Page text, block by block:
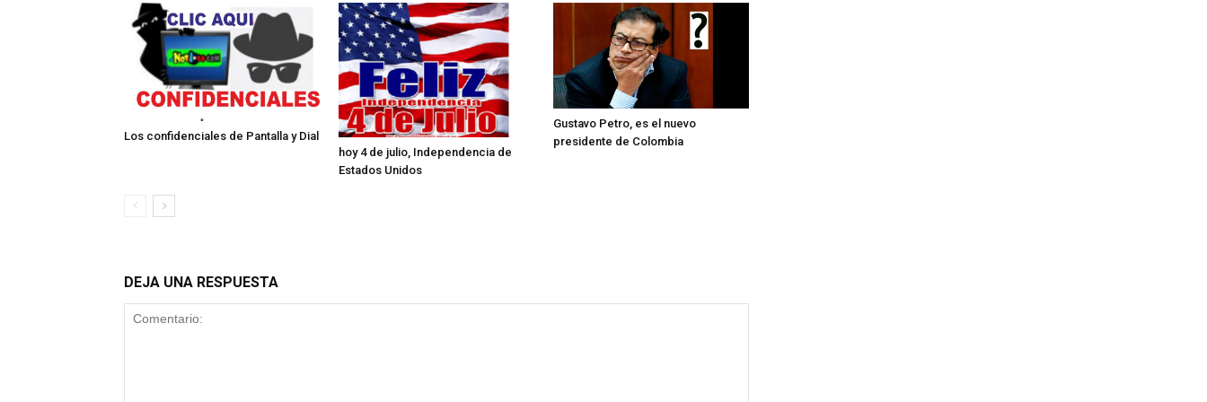
Los confidenciales de Pantalla y Dial
hoy 4 de julio, Independencia de
Estados Unidos
Gustavo Petro, es el nuevo
presidente de Colombia
DEJA UNA RESPUESTA